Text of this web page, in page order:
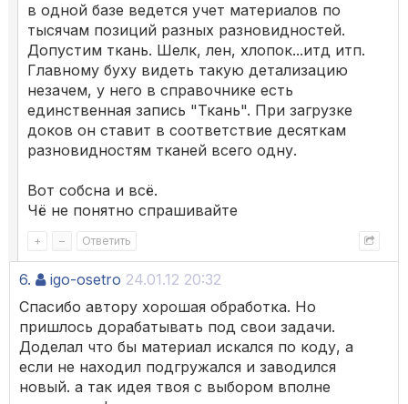
в одной базе ведется учет материалов по
тысячам позиций разных разновидностей.
Допустим ткань. Шелк, лен, хлопок...итд итп.
Главному буху видеть такую детализацию
незачем, у него в справочнике есть
единственная запись "Ткань". При загрузке
доков он ставит в соответствие десяткам
разновидностям тканей всего одну.
Вот собсна и всё.
Чё не понятно спрашивайте
+ – Ответить
6. igo-osetro 24.01.12 20:32
Спасибо автору хорошая обработка. Но
пришлось дорабатывать под свои задачи.
Доделал что бы материал искался по коду, а
если не находил подгружался и заводился
новый. а так идея твоя с выбором вполне